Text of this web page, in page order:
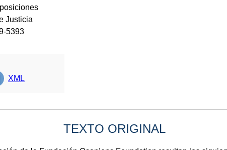
Justicia
5393
XML
TEXTO ORIGINAL